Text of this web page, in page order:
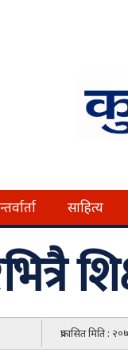
साहित्य
प्रकासित मिति :